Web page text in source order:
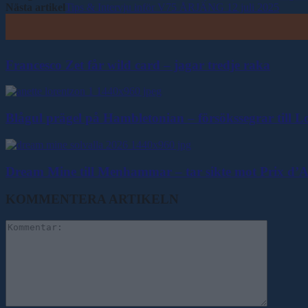
Nästa artikelTips & Intervju inför V75 ÅRJÄNG 12 juli 2025
Francesco Zet får wild card – jagar tredje raka
Blågul prägel på Hambletonian – försökssegrar till
Dream Mine till Menhammar – tar sikte mot Prix
KOMMENTERA ARTIKELN